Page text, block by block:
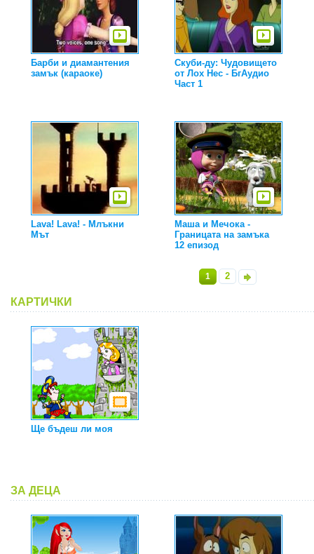
Барби и диамантения
замък (караоке)
Скуби-ду: Чудовището
от Лох Нес - БгАудио
Част 1
Lava! Lava! - Млъкни
Мът
Маша и Мечока -
Границата на замъка
12 епизод
1 2»
КАРТИЧКИ
Ще бъдеш ли моя
ЗА ДЕЦА